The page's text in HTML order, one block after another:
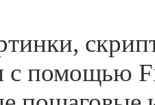
с помощью